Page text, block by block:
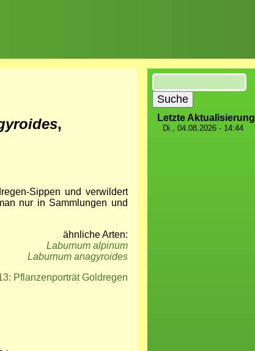
,
Sippen und verwildert
nur in Sammlungen und
ähnliche Arten:
Laburnum alpinum
Laburnum anagyroides
Pflanzenporträt Goldregen
Suche
Letzte Aktualisierung
Di., 04.08.2026 - 14:44